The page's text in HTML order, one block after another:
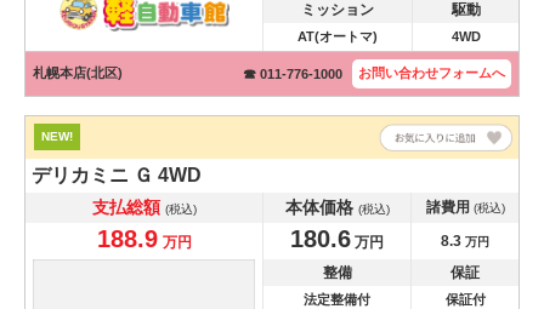
ミッション 駆動
AT(オートマ) 4WD
札幌本店(北区) ☎ 011-776-1000 お問い合わせフォームへ
NEW!
デリカミニ Ｇ 4WD
支払総額 (税込) 本体価格 (税込) 諸費用 (税込)
188.9 万円 180.6 万円 8.3 万円
整備 保証
法定整備付 保証付